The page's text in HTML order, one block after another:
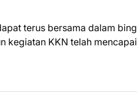
terus bersama dalam
kegiatan KKN telah